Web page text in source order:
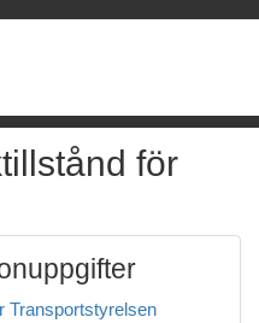
för
Transportstyrelsen